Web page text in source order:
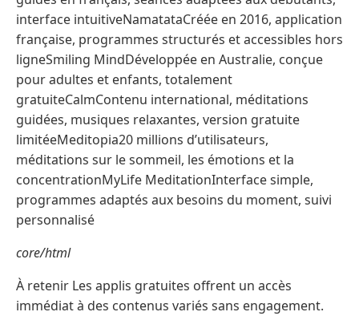
interface intuitiveNamatataCréée en 2016, application
française, programmes structurés et accessibles hors
ligneSmiling MindDéveloppée en Australie, conçue
pour adultes et enfants, totalement
gratuiteCalmContenu international, méditations
guidées, musiques relaxantes, version gratuite
limitéeMeditopia20 millions d’utilisateurs,
méditations sur le sommeil, les émotions et la
concentrationMyLife MeditationInterface simple,
programmes adaptés aux besoins du moment, suivi
personnalisé
core/html
À retenir Les applis gratuites offrent un accès
immédiat à des contenus variés sans engagement.